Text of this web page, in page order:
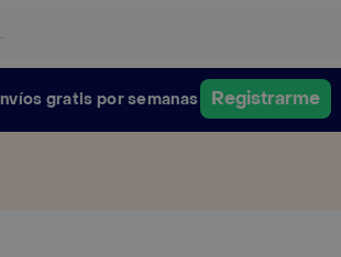
gratis por semanas Registrarme